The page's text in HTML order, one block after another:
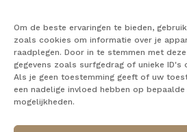
Om de beste ervaringen te bieden,
zoals cookies om informatie over je
raadplegen. Door in te stemmen met
gegevens zoals surfgedrag of unieke ID's
Als je geen toestemming geeft of uw
een nadelige invloed hebben op
mogelijkheden.